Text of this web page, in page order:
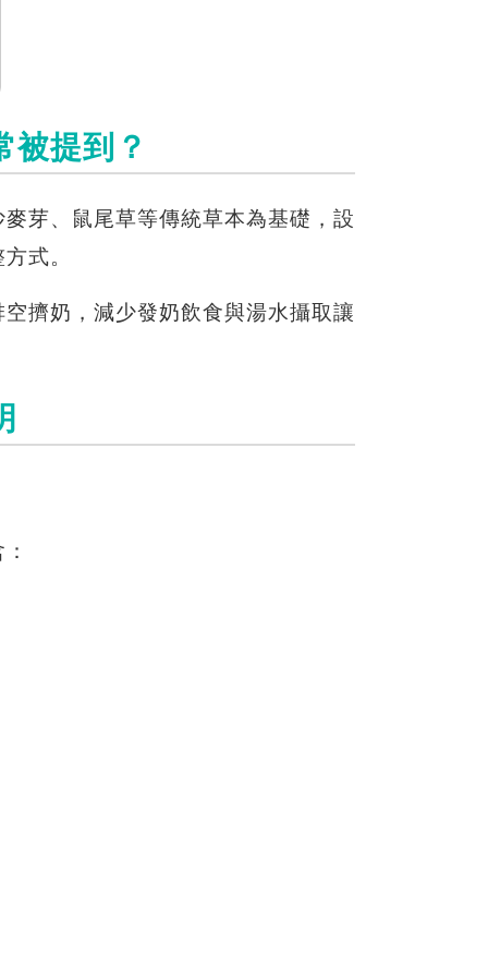
被提到？
芽、鼠尾草等傳統草本為基礎，設
式。
擠奶，減少發奶飲食與湯水攝取讓